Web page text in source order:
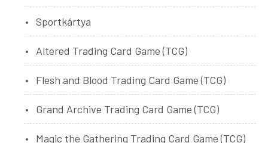
Sportkártya
Altered Trading Card Game (TCG)
Flesh and Blood Trading Card Game (TCG)
Grand Archive Trading Card Game (TCG)
Magic the Gathering Trading Card Game (TCG)